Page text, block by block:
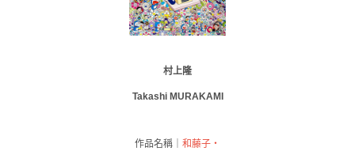
村上隆
Takashi MURAKAMI
作品名稱｜ 和藤子‧